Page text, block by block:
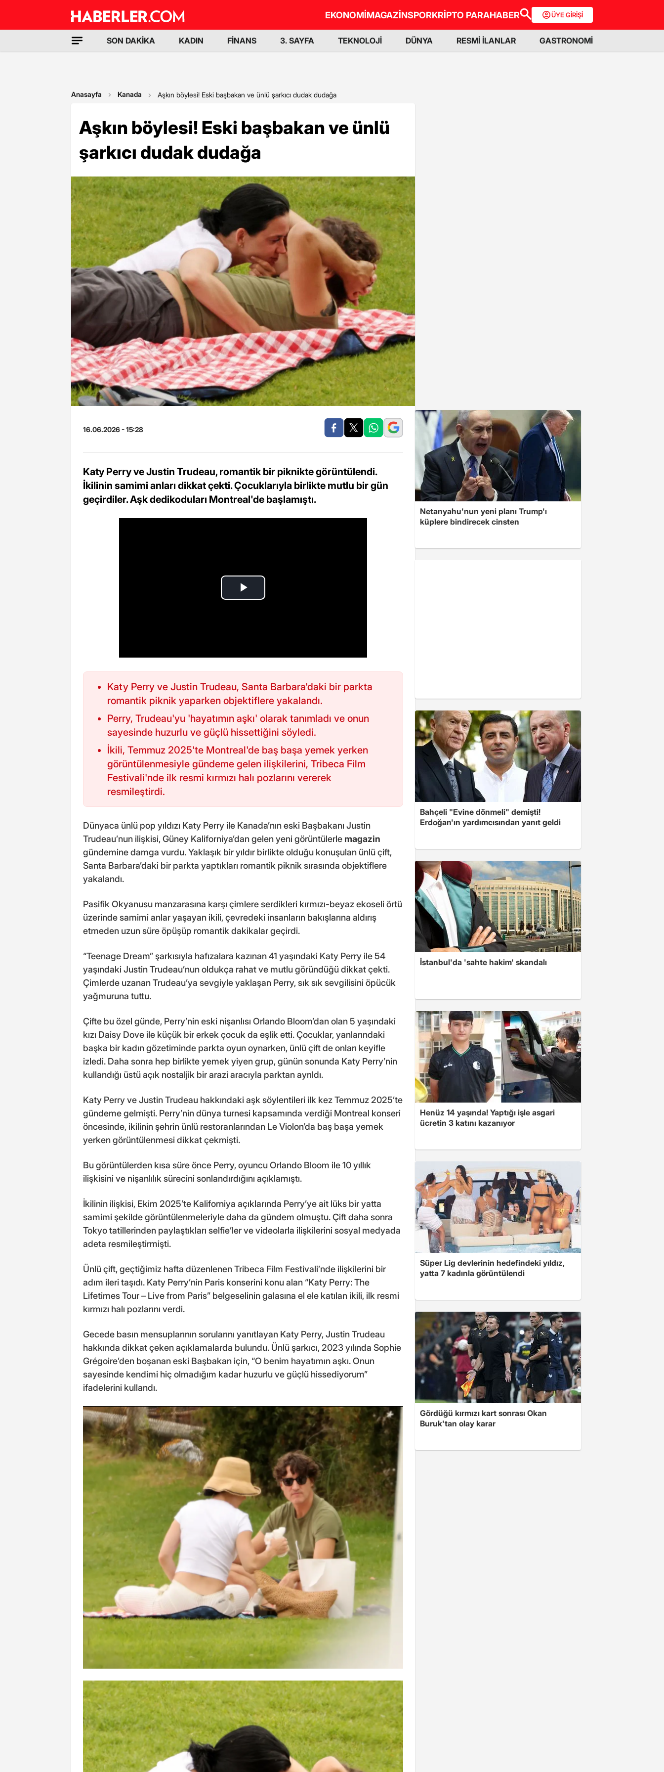
EKONOMİMAGAZİNSPORKRİPTO PARAHABER ÜYE GİRİŞİ
SON DAKİKA KADIN FİNANS 3. SAYFA TEKNOLOJİ DÜNYA RESMİ İLANLAR GASTRONOMİ
Anasayfa Kanada Aşkın böylesi! Eski başbakan ve ünlü şarkıcı dudak dudağa
Aşkın böylesi! Eski başbakan ve ünlü
şarkıcı dudak dudağa
16.06.2026 - 15:28
Katy Perry ve Justin Trudeau, romantik bir piknikte görüntülendi.
İkilinin samimi anları dikkat çekti. Çocuklarıyla birlikte mutlu bir gün
geçirdiler. Aşk dedikoduları Montreal'de başlamıştı.
Katy Perry ve Justin Trudeau, Santa Barbara'daki bir parkta
romantik piknik yaparken objektiflere yakalandı.
Perry, Trudeau'yu 'hayatımın aşkı' olarak tanımladı ve onun
sayesinde huzurlu ve güçlü hissettiğini söyledi.
İkili, Temmuz 2025'te Montreal'de baş başa yemek yerken
görüntülenmesiyle gündeme gelen ilişkilerini, Tribeca Film
Festivali'nde ilk resmi kırmızı halı pozlarını vererek
resmileştirdi.
Dünyaca ünlü pop yıldızı Katy Perry ile Kanada’nın eski Başbakanı Justin
Trudeau’nun ilişkisi, Güney Kaliforniya’dan gelen yeni görüntülerle magazin
gündemine damga vurdu. Yaklaşık bir yıldır birlikte olduğu konuşulan ünlü çift,
Santa Barbara’daki bir parkta yaptıkları romantik piknik sırasında objektiflere
yakalandı.
Pasifik Okyanusu manzarasına karşı çimlere serdikleri kırmızı-beyaz ekoseli örtü
üzerinde samimi anlar yaşayan ikili, çevredeki insanların bakışlarına aldırış
etmeden uzun süre öpüşüp romantik dakikalar geçirdi.
“Teenage Dream” şarkısıyla hafızalara kazınan 41 yaşındaki Katy Perry ile 54
yaşındaki Justin Trudeau’nun oldukça rahat ve mutlu göründüğü dikkat çekti.
Çimlerde uzanan Trudeau’ya sevgiyle yaklaşan Perry, sık sık sevgilisini öpücük
yağmuruna tuttu.
Çifte bu özel günde, Perry’nin eski nişanlısı Orlando Bloom’dan olan 5 yaşındaki
kızı Daisy Dove ile küçük bir erkek çocuk da eşlik etti. Çocuklar, yanlarındaki
başka bir kadın gözetiminde parkta oyun oynarken, ünlü çift de onları keyifle
izledi. Daha sonra hep birlikte yemek yiyen grup, günün sonunda Katy Perry’nin
kullandığı üstü açık nostaljik bir arazi aracıyla parktan ayrıldı.
Katy Perry ve Justin Trudeau hakkındaki aşk söylentileri ilk kez Temmuz 2025’te
gündeme gelmişti. Perry’nin dünya turnesi kapsamında verdiği Montreal konseri
öncesinde, ikilinin şehrin ünlü restoranlarından Le Violon’da baş başa yemek
yerken görüntülenmesi dikkat çekmişti.
Bu görüntülerden kısa süre önce Perry, oyuncu Orlando Bloom ile 10 yıllık
ilişkisini ve nişanlılık sürecini sonlandırdığını açıklamıştı.
İkilinin ilişkisi, Ekim 2025’te Kaliforniya açıklarında Perry’ye ait lüks bir yatta
samimi şekilde görüntülenmeleriyle daha da gündem olmuştu. Çift daha sonra
Tokyo tatillerinden paylaştıkları selfie’ler ve videolarla ilişkilerini sosyal medyada
adeta resmileştirmişti.
Ünlü çift, geçtiğimiz hafta düzenlenen Tribeca Film Festivali’nde ilişkilerini bir
adım ileri taşıdı. Katy Perry’nin Paris konserini konu alan “Katy Perry: The
Lifetimes Tour – Live from Paris” belgeselinin galasına el ele katılan ikili, ilk resmi
kırmızı halı pozlarını verdi.
Gecede basın mensuplarının sorularını yanıtlayan Katy Perry, Justin Trudeau
hakkında dikkat çeken açıklamalarda bulundu. Ünlü şarkıcı, 2023 yılında Sophie
Grégoire’den boşanan eski Başbakan için, “O benim hayatımın aşkı. Onun
sayesinde kendimi hiç olmadığım kadar huzurlu ve güçlü hissediyorum”
ifadelerini kullandı.
Netanyahu'nun yeni planı Trump'ı
küplere bindirecek cinsten
Bahçeli "Evine dönmeli" demişti!
Erdoğan'ın yardımcısından yanıt geldi
İstanbul'da 'sahte hakim' skandalı
Henüz 14 yaşında! Yaptığı işle asgari
ücretin 3 katını kazanıyor
Süper Lig devlerinin hedefindeki yıldız,
yatta 7 kadınla görüntülendi
Gördüğü kırmızı kart sonrası Okan
Buruk'tan olay karar